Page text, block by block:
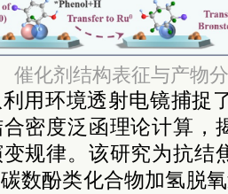
催化剂结构表征与产物
用环境透射电镜捕捉
密度泛函理论计算，
规律。该研究为抗结
数酚类化合物加氢脱